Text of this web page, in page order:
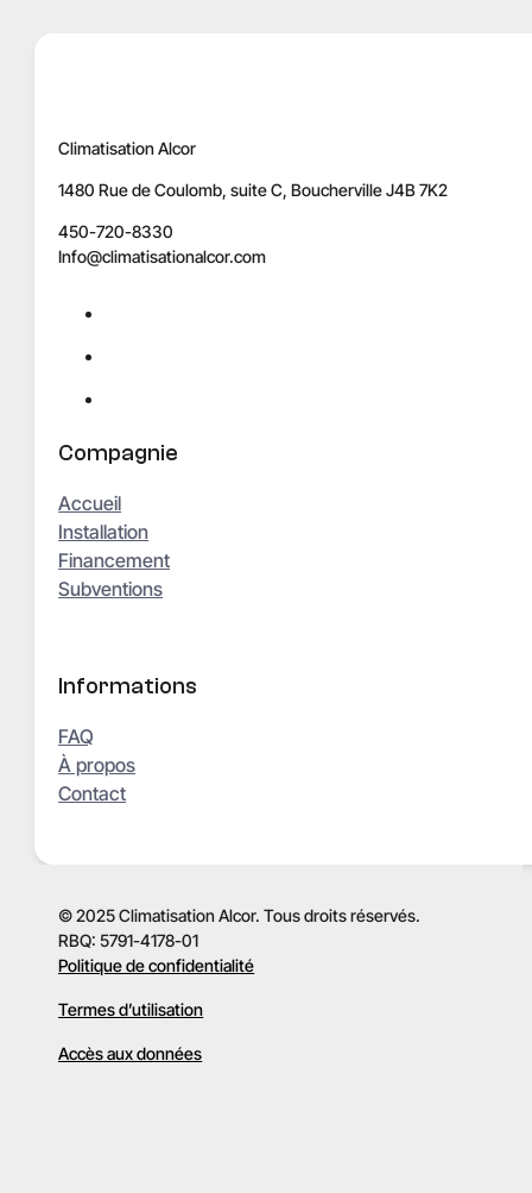
Climatisation Alcor
1480 Rue de Coulomb, suite C, Boucherville J4B 7K2
450-720-8330
Info@climatisationalcor.com
Compagnie
Accueil
Installation
Financement
Subventions
Informations
FAQ
À propos
Contact
© 2025 Climatisation Alcor. Tous droits réservés.
RBQ: 5791-4178-01
Politique de confidentialité
Termes d’utilisation
Accès aux données